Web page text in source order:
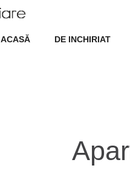
ACASĂ DE INCHIRIAT